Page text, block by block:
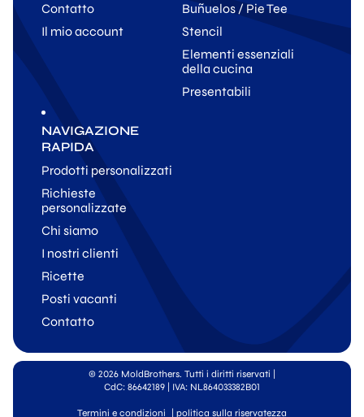
Contatto
Il mio account
Buñuelos / Pie Tee
Stencil
Elementi essenziali
della cucina
Presentabili
NAVIGAZIONE
RAPIDA
Prodotti personalizzati
Richieste
personalizzate
Chi siamo
I nostri clienti
Ricette
Posti vacanti
Contatto
© 2026 MoldBrothers. Tutti i diritti riservati
CdC: 86642189 | IVA: NL864033382B01
Termini e condizioni politica sulla riservatezza